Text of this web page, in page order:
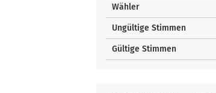
Wähler
Ungültige Stimmen
Gültige Stimmen